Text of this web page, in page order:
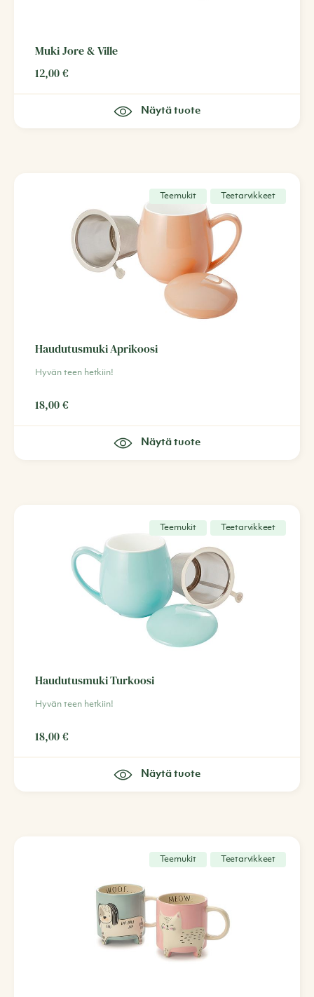
Muki Jore & Ville
12,00€
Näytä tuote
Teemukit Teetarvikkeet
Haudutusmuki Aprikoosi
Hyvän teen hetkiin!
18,00€
Näytä tuote
Teemukit Teetarvikkeet
Haudutusmuki Turkoosi
Hyvän teen hetkiin!
18,00€
Näytä tuote
Teemukit Teetarvikkeet